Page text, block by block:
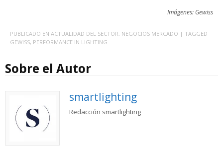
Imágenes: Gewiss
PUBLICADO EN ACTUALIDAD DEL SECTOR, NEGOCIOS MERCADO | TAGGED
GEWISS, PERFORMANCE IN LIGHTING
Sobre el Autor
smartlighting
Redacción smartlighting